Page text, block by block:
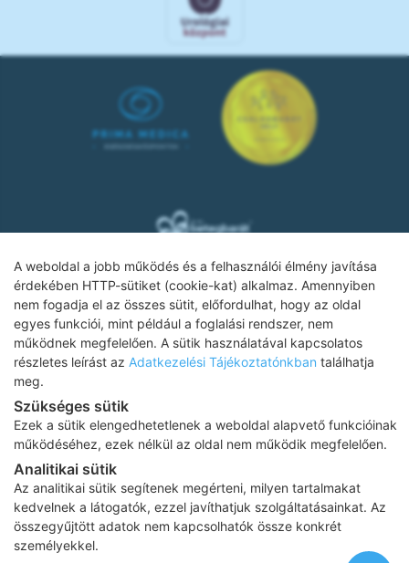
A weboldal a jobb működés és a felhasználói élmény javítása
érdekében HTTP-sütiket (cookie-kat) alkalmaz. Amennyiben
nem fogadja el az összes sütit, előfordulhat, hogy az oldal
egyes funkciói, mint például a foglalási rendszer, nem
működnek megfelelően. A sütik használatával kapcsolatos
részletes leírást az Adatkezelési Tájékoztatónkban találhatja
meg.
Szükséges sütik
Ezek a sütik elengedhetetlenek a weboldal alapvető funkcióinak
működéséhez, ezek nélkül az oldal nem működik megfelelően.
Analitikai sütik
Az analitikai sütik segítenek megérteni, milyen tartalmakat
kedvelnek a látogatók, ezzel javíthatjuk szolgáltatásainkat. Az
összegyűjtött adatok nem kapcsolhatók össze konkrét
személyekkel.
Adatkezelési tájékoztató
Impresszum
Karrier
Az oldalon feltüntetett árak az ÁFÁ-t tartalmazzák!
A képek a Shutterstock.com és a Canva.com
licence alapján
kerültek felhasználásra.
Copyright 2026 © Prima Medica Egészségközpontok . Minden jog